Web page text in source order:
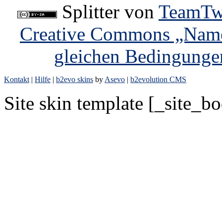
Splitter von
Creative Commons
gleichen
Kontakt | Hilfe | b2evo skins by Asevo | b2evolution CMS
Site skin template